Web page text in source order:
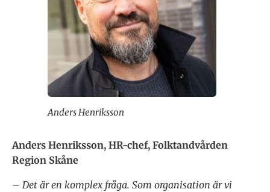
Anders Henriksson
Anders Henriksson, HR-chef, Folktandvården
Region Skåne
– Det är en komplex fråga. Som organisation är vi